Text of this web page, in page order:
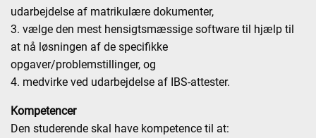
udarbejdelse af matrikulære dokumenter,
3. vælge den mest hensigtsmæssige software til hjælp til
at nå løsningen af de specifikke
opgaver/problemstillinger, og
4. medvirke ved udarbejdelse af IBS-attester.
Kompetencer
Den studerende skal have kompetence til at: